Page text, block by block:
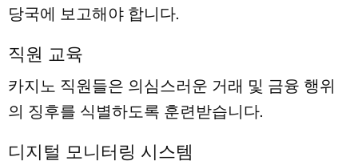
당국에 보고해야 합니다.
직원 교육
카지노 직원들은 의심스러운 거래 및 금융 행위
의 징후를 식별하도록 훈련받습니다.
디지털 모니터링 시스템